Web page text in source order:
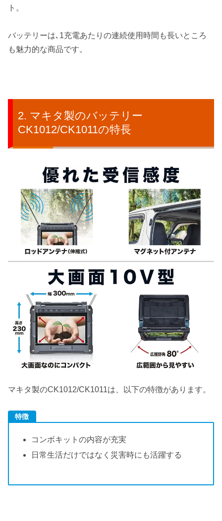
ト。
バッテリーは､1充電あたりの連続使用時間も長いところ
も魅力的な商品です。
マキタ製のバッテリー
CK1012/CK1011の特長
マキタ製のCK1012/CK1011は、以下の特徴があります。
特徴
コンボキットの内容が充実
日常生活だけではなく災害時にも活躍する